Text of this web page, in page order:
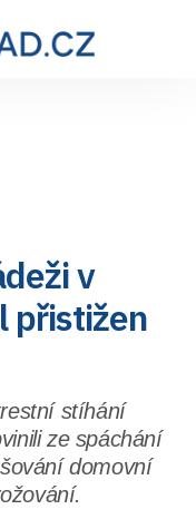
v
přistižen
stíhání
ze spáchání
domovní